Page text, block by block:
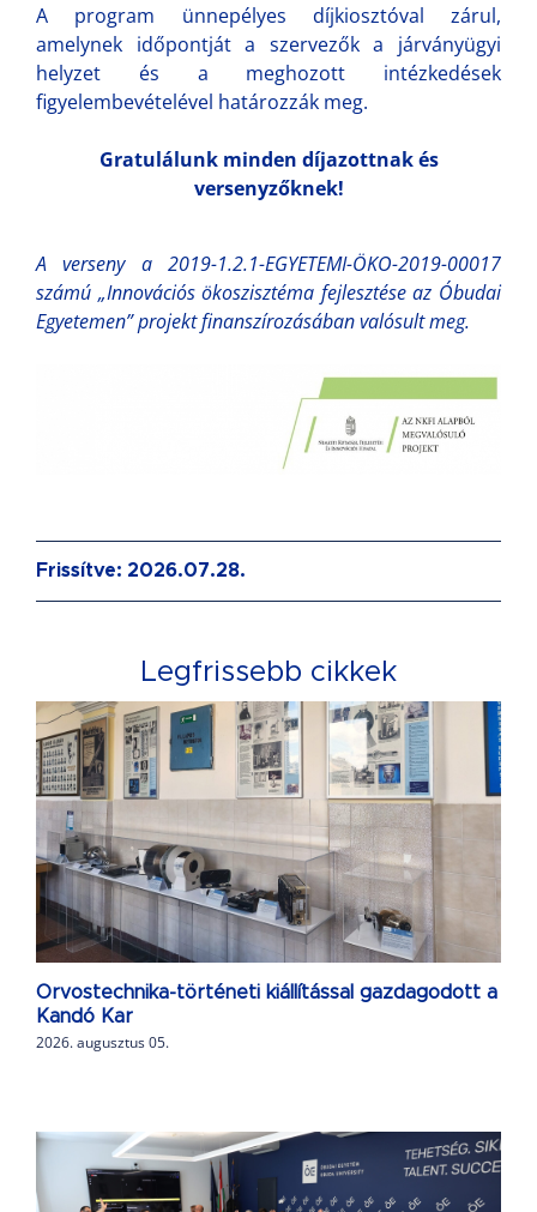
A program ünnepélyes díjkiosztóval zárul,
amelynek időpontját a szervezők a járványügyi
helyzet és a meghozott intézkedések
figyelembevételével határozzák meg.
Gratulálunk minden díjazottnak és
versenyzőknek!
A verseny a 2019-1.2.1-EGYETEMI-ÖKO-2019-00017
számú „Innovációs ökoszisztéma fejlesztése az Óbudai
Egyetemen” projekt finanszírozásában valósult meg.
Frissítve: 2026.07.28.
Legfrissebb cikkek
Orvostechnika-történeti kiállítással gazdagodott a
Kandó Kar
2026. augusztus 05.